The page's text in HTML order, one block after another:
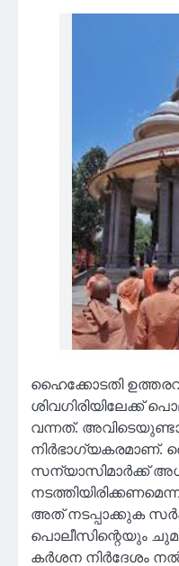
ഹൈക്കോടതി
ശിവഗിരിയിലേക്ക്
വന്നത്.
നിർഭാഗ്യകരമാണ്.
സന്യാസിമാർക്ക്
അത് നടപ്പാക്കുക
പൊലീസിന്റെയും
കര്‍ശന നിര്‍ദേശം